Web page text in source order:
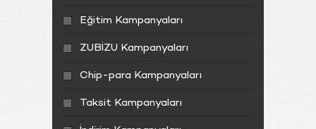
Eğitim Kampanyaları
ZUBİZU Kampanyaları
Chip-para Kampanyaları
Taksit Kampanyaları